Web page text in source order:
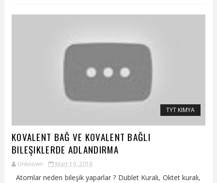
TYT KIMYA
KOVALENT BAĞ VE KOVALENT BAĞLI
BILEŞIKLERDE ADLANDIRMA
Unknown Mart 19, 2018
Atomlar neden bileşik yaparlar ? Dublet Kuralı, Oktet kuralı,